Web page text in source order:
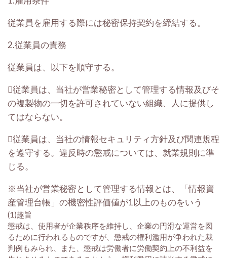
従業員を雇用する際には秘密保持契約を締結する。
2.従業員の責務
従業員は、以下を順守する。
従業員は、当社が営業秘密として管理する情報及びそ
の複製物の一切を許可されていない組織、人に提供し
てはならない。
従業員は、当社の情報セキュリティ方針及び関連規程
を遵守する。違反時の懲戒については、就業規則に準
じる。
※当社が営業秘密として管理する情報とは、「情報資
産管理台帳」の機密性評価値が1以上のものをいう
(1)趣旨
懲戒は、使用者が企業秩序を維持し、企業の円滑な運営を図
るために行われるものですが、懲戒の権利濫用が争われた裁
判例もみられ、また、懲戒は労働者に労働契約上の不利益を